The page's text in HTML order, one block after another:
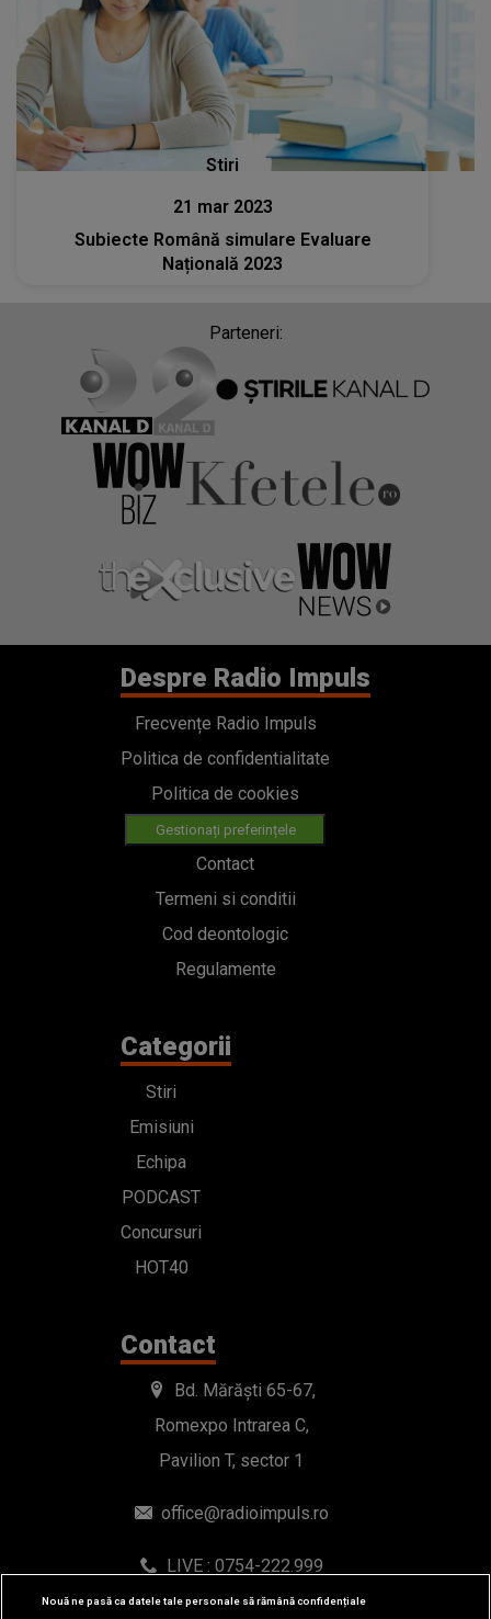
Stiri
21 mar 2023
Subiecte Română simulare Evaluare
Națională 2023
Parteneri:
Despre Radio Impuls
Frecvențe Radio Impuls
Politica de confidentialitate
Politica de cookies
Gestionați preferințele
Contact
Termeni si conditii
Cod deontologic
Regulamente
Categorii
Stiri
Emisiuni
Echipa
PODCAST
Concursuri
HOT40
Contact
Bd. Mărăști 65-67,
Romexpo Intrarea C,
Pavilion T, sector 1
office@radioimpuls.ro
LIVE : 0754-222.999
WhatsApp: 0754-222.999
Nouă ne pasă ca datele tale personale să rămână confidențiale